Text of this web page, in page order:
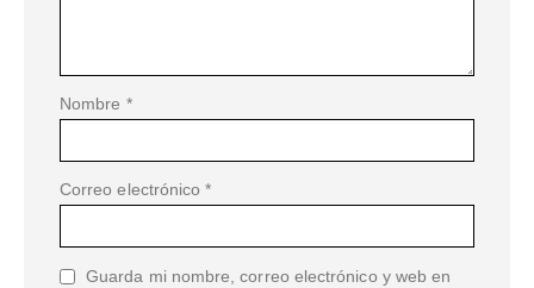
Nombre *
Correo electrónico*
Guarda mi nombre, correo electrónico y web en